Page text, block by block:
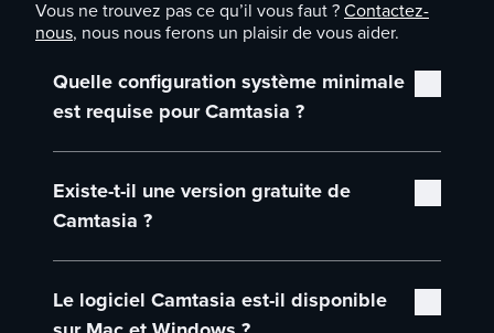
Vous ne trouvez pas ce qu’il vous faut ? Contactez-
nous, nous nous ferons un plaisir de vous aider.
Quelle configuration système minimale
est requise pour Camtasia ?
est la suivante :
Microsoft Windows 10 (64 bits) version 20H2
ou ultérieure)
Processeur Intel® de 8e génération ou plus
Existe-t-il une version gratuite de
Camtasia ?
Editor et utiliser toutes ses fonctionnalités
gratuitement. Vous pourrez ainsi explorer
Le logiciel Camtasia est-il disponible